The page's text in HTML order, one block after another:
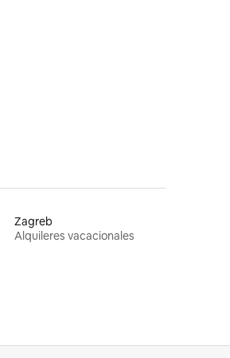
de 5, 67 reseñas
Zagreb
Alquileres vacacionales